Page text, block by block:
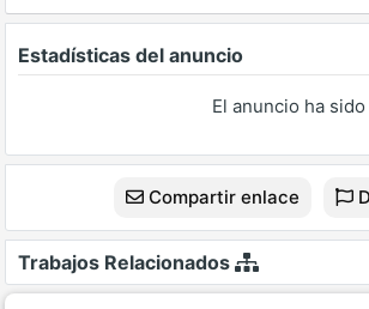
Estadísticas del anuncio
El anuncio ha
Compartir enlace
Trabajos Relacionados